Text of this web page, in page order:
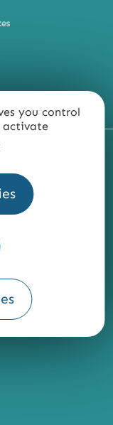
you control
activate
DU SITE
PRESSE